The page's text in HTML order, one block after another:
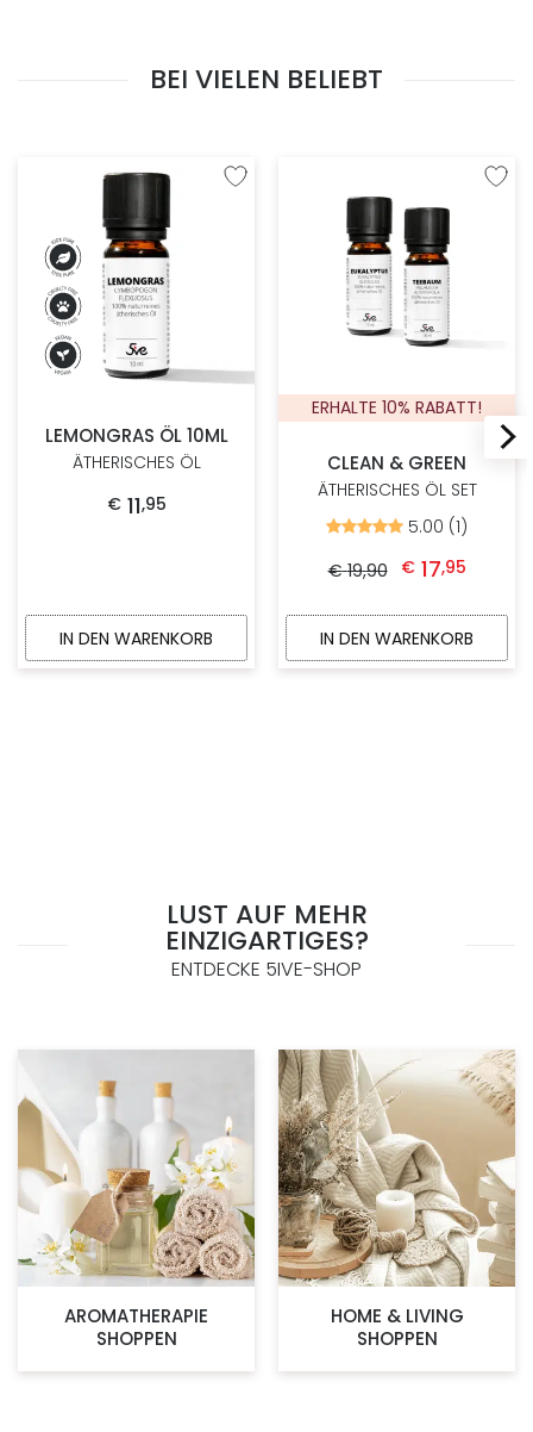
BEI VIELEN BELIEBT
Zur Wunschliste hinzufügen
LEMONGRAS ÖL 10ML
ÄTHERISCHES ÖL
€ 11,95
IN DEN WARENKORB
Zur
ERHALTE 10% RABATT!
CLEAN & GREEN
ÄTHERISCHES ÖL SET
Bewertet
5.00
von
5.00 (1)
€ 19,90
Ursprünglicher Preis war: € 19,90
€ 17,95
IN DEN WARENKORB
LUST AUF MEHR
EINZIGARTIGES?
ENTDECKE 5IVE-SHOP
AROMATHERAPIE
SHOPPEN
HOME & LIVING
SHOPPEN